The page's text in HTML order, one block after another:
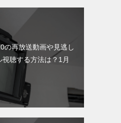
の再放送動画や見逃し
聴する方法は？1月